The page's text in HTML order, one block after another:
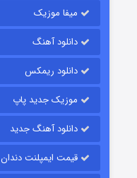
قسمت
میفا موزیک
دانلود آهنگ
دانلود ریمکس
موزیک جدید پاپ
دانلود آهنگ جدید
قیمت ایمپلنت دندان